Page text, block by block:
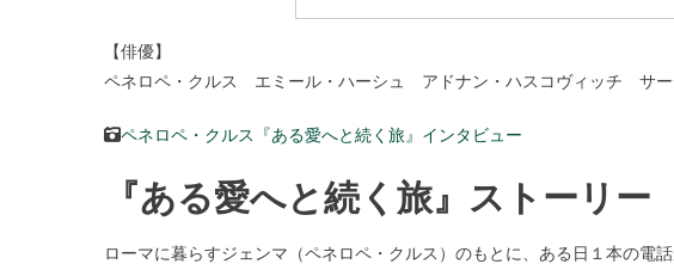
【俳優】
ペネロペ・クルス エミール・ハーシュ アドナン・ハスコヴィッチ サ
ペネロペ・クルス『ある愛へと続く旅』インタビュー
『ある愛へと続く旅』ストーリー
ローマに暮らすジェンマ（ペネロペ・クルス）のもとに、ある日１本の電